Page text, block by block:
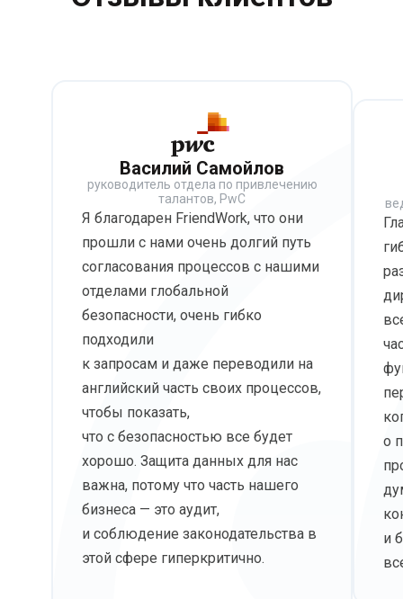
Василий Самойлов
руководитель отдела по привлечению
талантов, PwC
Я благодарен FriendWork, что они
прошли с нами очень долгий путь
согласования процессов с нашими
отделами глобальной
безопасности, очень гибко
подходили
к запросам и даже переводили на
английский часть своих процессов,
чтобы показать,
что с безопасностью все будет
хорошо. Защита данных для нас
важна, потому что часть нашего
бизнеса — это аудит,
и соблюдение законодательства в
этой сфере гиперкритично.
о
и